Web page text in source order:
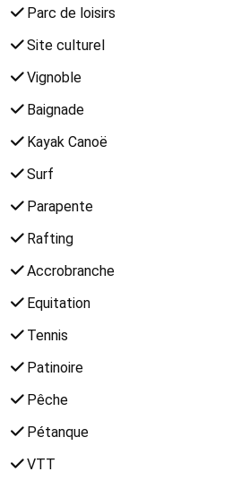
Parc de loisirs
Site culturel
Vignoble
Baignade
Kayak Canoë
Surf
Parapente
Rafting
Accrobranche
Equitation
Tennis
Patinoire
Pêche
Pétanque
VTT